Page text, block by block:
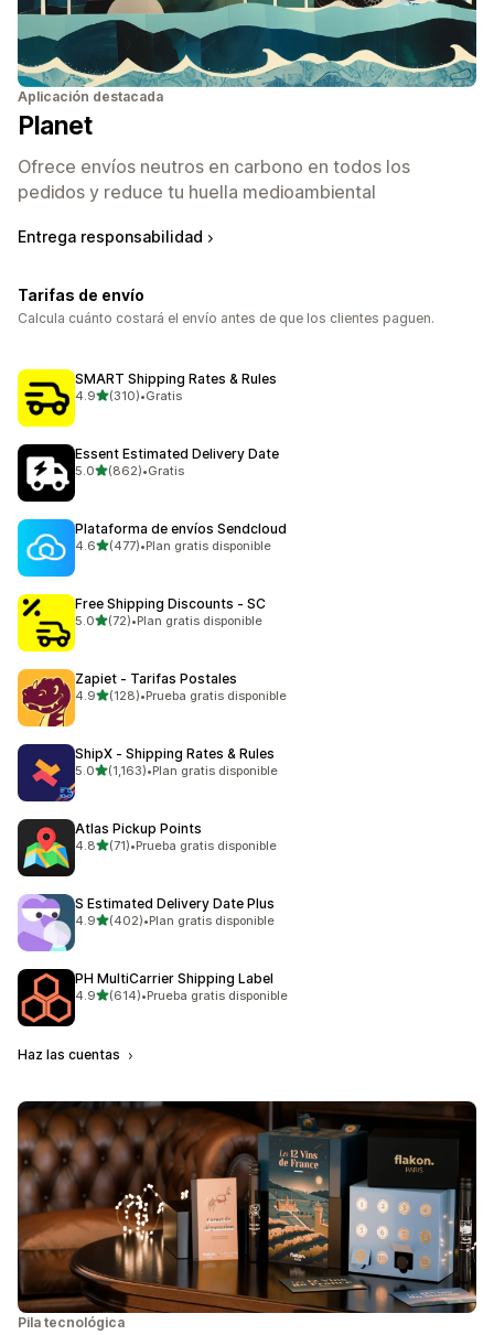
Aplicación destacada
Planet
Ofrece envíos neutros en carbono en todos los
pedidos y reduce tu huella medioambiental
Entrega responsabilidad
Tarifas de envío
Calcula cuánto costará el envío antes de que los clientes paguen.
SMART Shipping Rates & Rules
4.9de 5 estrellas
(310)
310 reseñas en total
•Gratis
Essent Estimated Delivery Date
5.0de 5 estrellas
(862)
862 reseñas en total
•Gratis
Plataforma de envíos Sendcloud
4.6de 5 estrellas
(477)
477 reseñas en total
•Plan gratis disponible
Free Shipping Discounts ‑ SC
5.0de 5 estrellas
(72)
72 reseñas en total
•Plan gratis disponible
Zapiet ‑ Tarifas Postales
4.9de 5 estrellas
(128)
128 reseñas en total
•Prueba gratis disponible
ShipX ‑ Shipping Rates & Rules
5.0de 5 estrellas
(1,163)
1163 reseñas en total
•Plan gratis disponible
Atlas Pickup Points
4.8de 5 estrellas
(71)
71 reseñas en total
•Prueba gratis disponible
S Estimated Delivery Date Plus
4.9de 5 estrellas
(402)
402 reseñas en total
•Plan gratis disponible
PH MultiCarrier Shipping Label
4.9de 5 estrellas
(614)
614 reseñas en total
•Prueba gratis disponible
Haz las cuentas
Pila tecnológica